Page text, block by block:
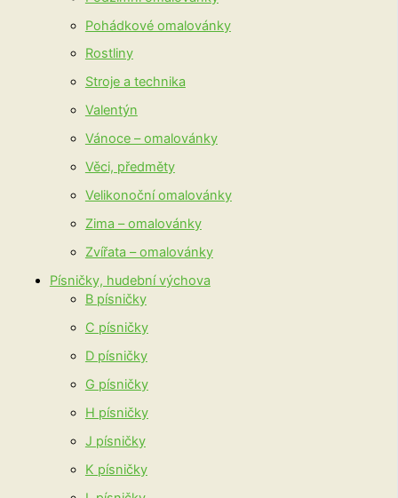
Pohádkové omalovánky
Rostliny
Stroje a technika
Valentýn
Vánoce – omalovánky
Věci, předměty
Velikonoční omalovánky
Zima – omalovánky
Zvířata – omalovánky
Písničky, hudební výchova
B písničky
C písničky
D písničky
G písničky
H písničky
J písničky
K písničky